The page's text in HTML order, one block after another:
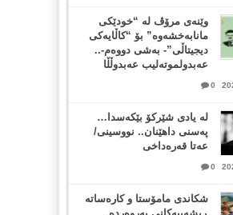
وێنەی مرۆڤ لە “خودێکی
مانابەخشەوە” بۆ “کاڵایەکی
دیجیتاڵی”- بەشی دووەم-..
عەبدولموتەلیب عەبدوڵڵا
0
لە یادی شێرکۆ بێکەسدا…
پەسنی داهێنان.. نووسینی/
عەتا قەرەداخی
0
شکاندی مامۆستا و کارەساتە